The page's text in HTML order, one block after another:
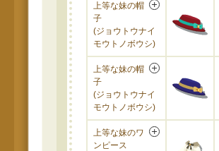
上等な妹の帽
子
(ジョウトウナイ
モウトノボウシ)
上等な妹の帽
子
(ジョウトウナイ
モウトノボウシ)
上等な妹のワ
ンピース